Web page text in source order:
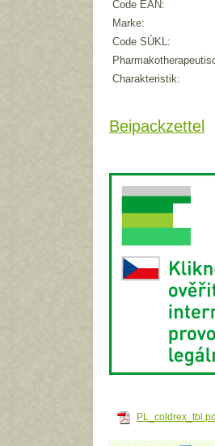
Code EAN:
Marke:
Code SÚKL:
Charakteristik:
Beipackzettel